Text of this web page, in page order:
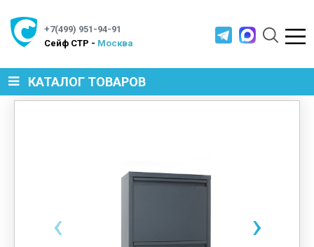
+7(499) 951-94-91
Cейф СТР - Москва
КАТАЛОГ ТОВАРОВ
МЕТАЛЛИЧЕСКАЯ МЕБЕЛЬ
‹ ›